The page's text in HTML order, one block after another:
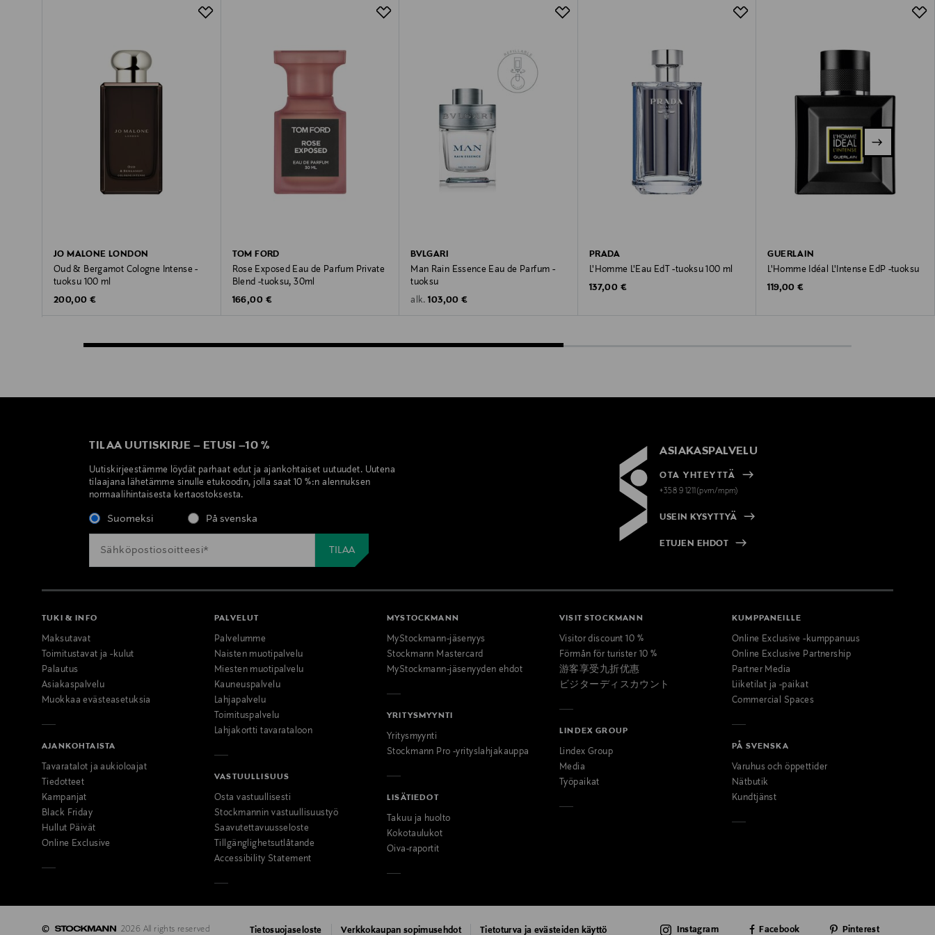
JO MALONE LONDON
Oud & Bergamot Cologne Intense -
tuoksu 100 ml
Original Price
200,00 €
TOM FORD
Rose Exposed Eau de Parfum Private
Blend -tuoksu, 30ml
Original Price
166,00 €
BVLGARI
Man Rain Essence Eau de Parfum -
tuoksu
alk. Original Price
103,00 €
PRADA
L'Homme L'Eau EdT -tuoksu 100 ml
Original Price
137,00 €
GUERLAIN
L'Homme Idéal L'Intense EdP -tuoksu
Original Price
119,00 €
TILAA UUTISKIRJE – ETUSI –10 %
Uutiskirjeestämme löydät parhaat edut ja ajankohtaiset uutuudet. Uutena
tilaajana lähetämme sinulle etukoodin, jolla saat 10 %:n alennuksen
normaalihintaisesta kertaostoksesta.
Suomeksi På svenska
ASIAKASPALVELU
OTA YHTEYTTÄ
+358 9 1211(pvm/mpm)
USEIN KYSYTTYÄ
ETUJEN EHDOT
TUKI & INFO
Maksutavat
Toimitustavat ja -kulut
Palautus
Asiakaspalvelu
Muokkaa evästeasetuksia
AJANKOHTAISTA
Tavaratalot ja aukioloajat
Tiedotteet
Kampanjat
Black Friday
Hullut Päivät
Online Exclusive
PALVELUT
Palvelumme
Naisten muotipalvelu
Miesten muotipalvelu
Kauneuspalvelu
Lahjapalvelu
Toimituspalvelu
Lahjakortti tavarataloon
VASTUULLISUUS
Osta vastuullisesti
Stockmannin vastuullisuustyö
Saavutettavuusseloste
Tillgänglighetsutlåtande
Accessibility Statement
MYSTOCKMANN
MyStockmann-jäsenyys
Stockmann Mastercard
MyStockmann-jäsenyyden ehdot
YRITYSMYYNTI
Yritysmyynti
Stockmann Pro -yrityslahjakauppa
LISÄTIEDOT
Takuu ja huolto
Kokotaulukot
Oiva-raportit
VISIT STOCKMANN
Visitor discount 10 %
Förmån för turister 10 %
游客享受九折优惠
ビジターディスカウント
LINDEX GROUP
Lindex Group
Media
Työpaikat
KUMPPANEILLE
Online Exclusive -kumppanuus
Online Exclusive Partnership
Partner Media
Liiketilat ja -paikat
Commercial Spaces
PÅ SVENSKA
Varuhus och öppettider
Nätbutik
Kundtjänst
© 2026 All rights reserved Tietosuojaseloste Verkkokaupan sopimusehdot Tietoturva ja evästeiden käyttö Instagram Facebook Pinterest